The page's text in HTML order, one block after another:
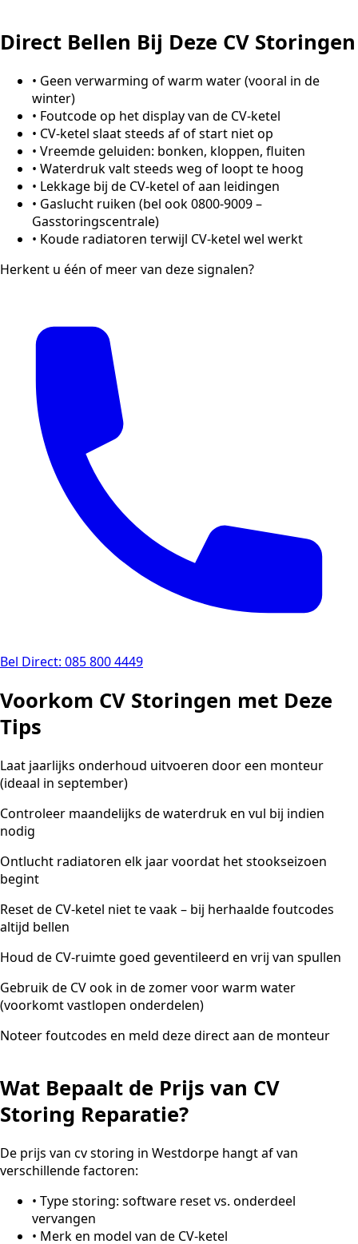
Direct Bellen Bij Deze CV Storingen
• Geen verwarming of warm water (vooral in de
winter)
• Foutcode op het display van de CV-ketel
• CV-ketel slaat steeds af of start niet op
• Vreemde geluiden: bonken, kloppen, fluiten
• Waterdruk valt steeds weg of loopt te hoog
• Lekkage bij de CV-ketel of aan leidingen
• Gaslucht ruiken (bel ook 0800-9009 –
Gasstoringscentrale)
• Koude radiatoren terwijl CV-ketel wel werkt
Herkent u één of meer van deze signalen?
Bel Direct: 085 800 4449
Voorkom CV Storingen met Deze
Tips
Laat jaarlijks onderhoud uitvoeren door een monteur
(ideaal in september)
Controleer maandelijks de waterdruk en vul bij indien
nodig
Ontlucht radiatoren elk jaar voordat het stookseizoen
begint
Reset de CV-ketel niet te vaak – bij herhaalde foutcodes
altijd bellen
Houd de CV-ruimte goed geventileerd en vrij van spullen
Gebruik de CV ook in de zomer voor warm water
(voorkomt vastlopen onderdelen)
Noteer foutcodes en meld deze direct aan de monteur
Wat Bepaalt de Prijs van CV
Storing Reparatie?
De prijs van cv storing in Westdorpe hangt af van
verschillende factoren:
• Type storing: software reset vs. onderdeel
vervangen
• Merk en model van de CV-ketel